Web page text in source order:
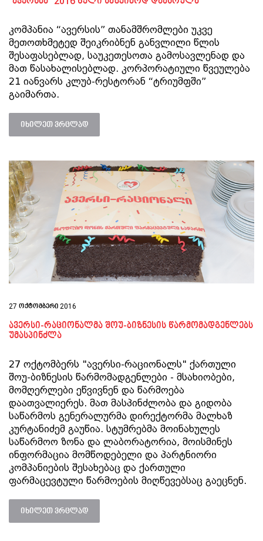
კომპანია “ავერსის” თანამშრომლები უკვე
მეთოთხმეტედ შეიკრიბნენ განვლილი წლის
შესაფასებლად, საუკეთესოთა გამოსავლენად და
მათ წასახალისებლად. კორპორატიული წვეულება
21 იანვარს კლუბ-რესტორან “ტრიუმფში”
გაიმართა.
იხილეთ ვრცლად
27 ოქტომბერი 2016
ავერსი-რაციონალმა შოუ-ბიზნესის წარმომადგენლებს
უმასპინძლა
27 ოქტომბერს "ავერსი-რაციონალს" ქართული
შოუ-ბიზნესის წარმომადგენლები - მსახიობები,
მომღერლები ეწვივნენ და წარმოება
დაათვალიერეს. მათ მასპინძლობა და გიდობა
საწარმოს გენერალურმა დირექტორმა მალხაზ
კურტანიძემ გაუწია. სტუმრებმა მოინახულეს
საწარმოო ზონა და ლაბორატორია, მოისმინეს
ინფორმაცია მომწოდებელი და პარტნიორი
კომპანიების შესახებაც და ქართული
ფარმაცევტული წარმოების მიღწევებსაც გაეცნენ.
იხილეთ ვრცლად